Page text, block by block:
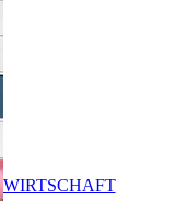
WIRTSCHAFT